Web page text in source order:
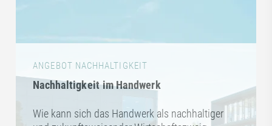
ANGEBOT NACHHALTIGKEIT
Nachhaltigkeit im Handwerk
Wie kann sich das Handwerk als nachhaltiger